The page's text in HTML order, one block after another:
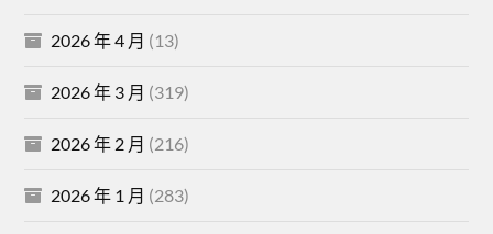
2026 年 4 月 (13)
2026 年 3 月 (319)
2026 年 2 月 (216)
2026 年 1 月 (283)